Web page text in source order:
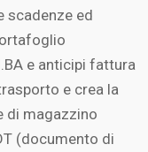
scadenze ed
e anticipi fattura
e crea la
di magazzino
(documento di